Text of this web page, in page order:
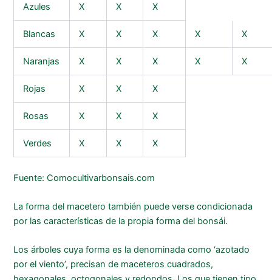
Azules X X X
Blancas X X X X X
Naranjas X X X X X
Rojas X X X
Rosas X X X
Verdes X X X
Fuente:Comocultivarbonsais.com
La forma del macetero también puede verse condicionada
por las características de la propia forma del bonsái.
Los árboles cuya forma es la denominada como ‘azotado
por el viento’, precisan de maceteros cuadrados,